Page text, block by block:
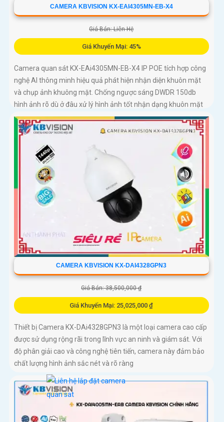
CAMERA KBVISION KX-EAI4305MN-EB-X4
Giá Bán: Liên Hệ
Giá Khuyến Mại: 45%
Camera quan sát KX-EAi4305MN-EB-X4 IP POE tích hợp công
nghệ AI thông minh hiệu quả phát hiện nhận diện khuôn mặt
và chụp ảnh khuông mặt. Chống ngược sáng DWDR 150db
hình ảnh rõ dù ở đâu xử lý hình ảnh tốt nhận dạng khuôn mặt
ban đêm ONVIF
CAMERA KBVISION KX-DAI4328GPN3
Giá Bán: 38,500,000 ₫
Giá Khuyến Mại: 25,025,000 ₫
Thiết bị Camera KX-DAi4328GPN3 là một loại camera cao cấp
được sử dụng rộng rãi trong lĩnh vực an ninh và giám sát. Với
độ phân giải cao và công nghệ tiên tiến, camera này đảm bảo
chất lượng hình ảnh sắc nét và rõ ràng